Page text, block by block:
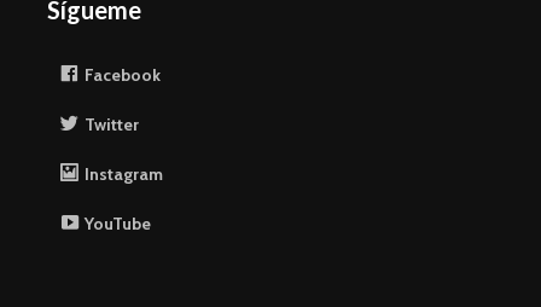
Sígueme
Facebook
Twitter
Instagram
YouTube